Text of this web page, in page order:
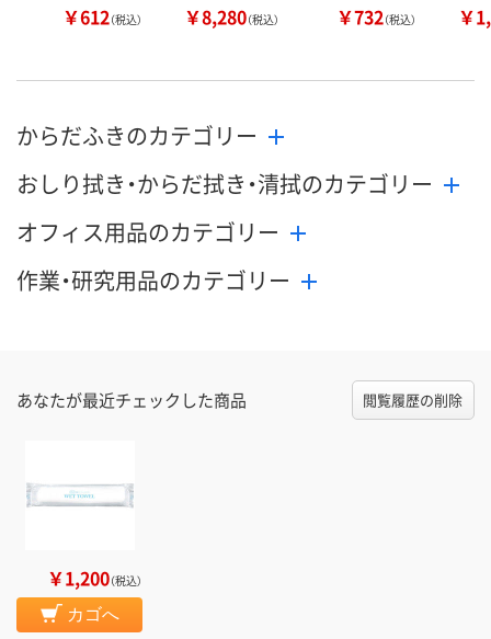
￥612（税込） ￥8,280（税込） ￥732（税込） ￥
からだふきのカテゴリー
おしり拭き・からだ拭き・清拭のカテゴリー
オフィス用品のカテゴリー
作業・研究用品のカテゴリー
あなたが最近チェックした商品 閲覧履歴の削除
￥1,200（税込）
カゴへ